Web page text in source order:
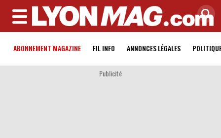
MENU
ABONNEMENT MAGAZINE FIL INFO ANNONCES LÉGALES
Publicité